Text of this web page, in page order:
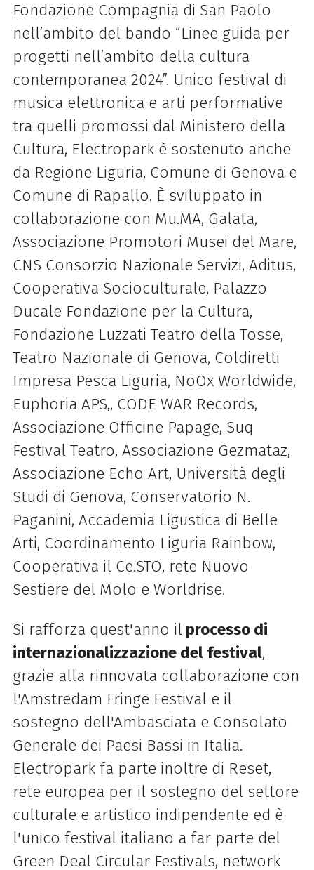
Fondazione Compagnia di San Paolo
nell’ambito del bando “Linee guida per
progetti nell’ambito della cultura
contemporanea 2024”. Unico festival di
musica elettronica e arti performative
tra quelli promossi dal Ministero della
Cultura, Electropark è sostenuto anche
da Regione Liguria, Comune di Genova e
Comune di Rapallo. È sviluppato in
collaborazione con Mu.MA, Galata,
Associazione Promotori Musei del Mare,
CNS Consorzio Nazionale Servizi, Aditus,
Cooperativa Socioculturale, Palazzo
Ducale Fondazione per la Cultura,
Fondazione Luzzati Teatro della Tosse,
Teatro Nazionale di Genova, Coldiretti
Impresa Pesca Liguria, NoOx Worldwide,
Euphoria APS,, CODE WAR Records,
Associazione Officine Papage, Suq
Festival Teatro, Associazione Gezmataz,
Associazione Echo Art, Università degli
Studi di Genova, Conservatorio N.
Paganini, Accademia Ligustica di Belle
Arti, Coordinamento Liguria Rainbow,
Cooperativa il Ce.STO, rete Nuovo
Sestiere del Molo e Worldrise.
Si rafforza quest'anno il processo di
internazionalizzazione del festival,
grazie alla rinnovata collaborazione con
l'Amstredam Fringe Festival e il
sostegno dell'Ambasciata e Consolato
Generale dei Paesi Bassi in Italia.
Electropark fa parte inoltre di Reset,
rete europea per il sostegno del settore
culturale e artistico indipendente ed è
l'unico festival italiano a far parte del
Green Deal Circular Festivals, network